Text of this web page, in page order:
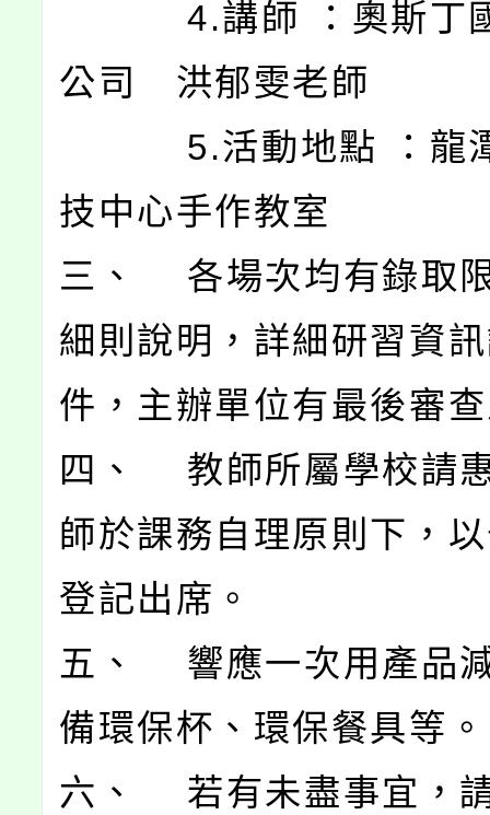
4.講師 ：奧斯丁國
公司 洪郁雯老師
5.活動地點 ：龍潭
技中心手作教室
三、 各場次均有錄取
細則說明，詳細研習資
件，主辦單位有最後審
四、 教師所屬學校請
師於課務自理原則下，
登記出席。
五、 響應一次用產品
備環保杯、環保餐具等。
六、 若有未盡事宜，